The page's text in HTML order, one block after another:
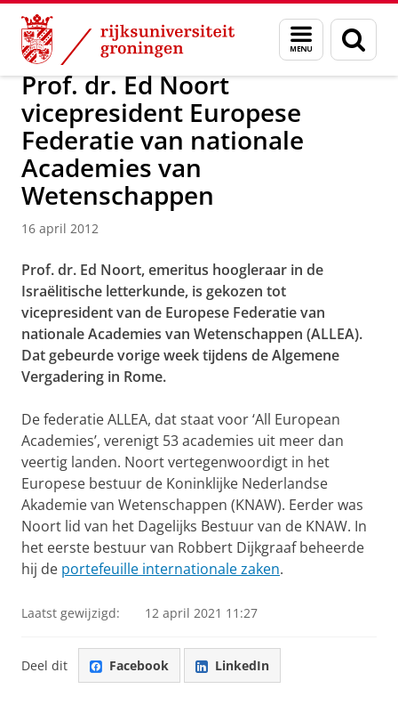
Skip
Content
Skip
Navigation
Menu
en
zoeken
Over ons Actueel Nieuws Nieuwsberichten
Prof. dr. Ed Noort
vicepresident Europese
Federatie van nationale
Academies van
Wetenschappen
16 april 2012
Prof. dr. Ed Noort, emeritus hoogleraar in de
Israëlitische letterkunde, is gekozen tot
vicepresident van de Europese Federatie van
nationale Academies van Wetenschappen (ALLEA).
Dat gebeurde vorige week tijdens de Algemene
Vergadering in Rome.
De federatie ALLEA, dat staat voor ‘All European
Academies’, verenigt 53 academies uit meer dan
veertig landen. Noort vertegenwoordigt in het
Europese bestuur de Koninklijke Nederlandse
Akademie van Wetenschappen (KNAW). Eerder was
Noort lid van het Dagelijks Bestuur van de KNAW. In
het eerste bestuur van Robbert Dijkgraaf beheerde
hij de portefeuille internationale zaken.
Laatst gewijzigd: 12 april 2021 11:27
Deel dit Facebook LinkedIn